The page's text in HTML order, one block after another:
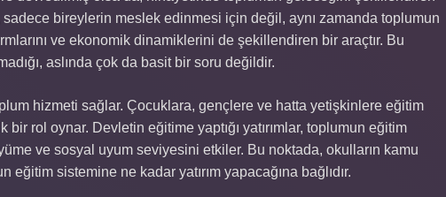
bireylerin meslek edinmesi için değil, aynı zamanda toplumun
ve ekonomik dinamiklerini de şekillendiren bir araçtır. Bu
aslında çok da basit bir soru değildir.
hizmeti sağlar. Çocuklara, gençlere ve hatta yetişkinlere eğitim
rol oynar. Devletin eğitime yaptığı yatırımlar, toplumun eğitim
ve sosyal uyum seviyesini etkiler. Bu noktada, okulların kamu
eğitim sistemine ne kadar yatırım yapacağına bağlıdır.